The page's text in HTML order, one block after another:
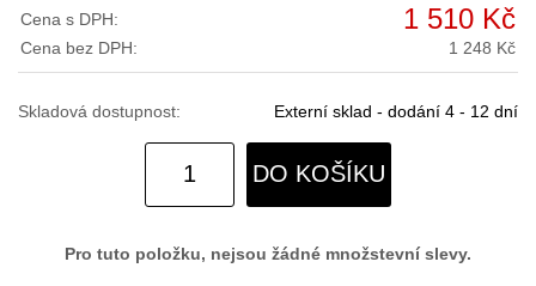
Cena s DPH: 1 510 Kč
Cena bez DPH: 1 248 Kč
Skladová dostupnost: Externí sklad - dodání 4 - 12 dní
DO KOŠÍKU
Pro tuto položku, nejsou žádné množstevní slevy.